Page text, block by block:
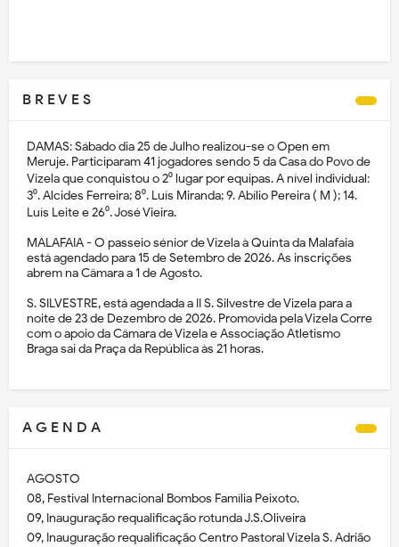
B R E V E S
DAMAS: Sábado dia 25 de Julho realizou-se o Open em
Meruje. Participaram 41 jogadores sendo 5 da Casa do Povo de
Vizela que conquistou o 2⁰ lugar por equipas. A nível individual:
3⁰. Alcides Ferreira; 8⁰. Luís Miranda; 9. Abílio Pereira ( M ); 14.
Luís Leite e 26⁰. José Vieira.
MALAFAIA - O passeio sénior de Vizela à Quinta da Malafaia
está agendado para 15 de Setembro de 2026. As inscrições
abrem na Câmara a 1 de Agosto.
S. SILVESTRE, está agendada a II S. Silvestre de Vizela para a
noite de 23 de Dezembro de 2026. Promovida pela Vizela Corre
com o apoio da Câmara de Vizela e Associação Atletismo
Braga sai da Praça da República às 21 horas.
A G E N D A
AGOSTO
08, Festival Internacional Bombos Família Peixoto.
09, Inauguração requalificação rotunda J.S.Oliveira
09, Inauguração requalificação Centro Pastoral Vizela S. Adrião